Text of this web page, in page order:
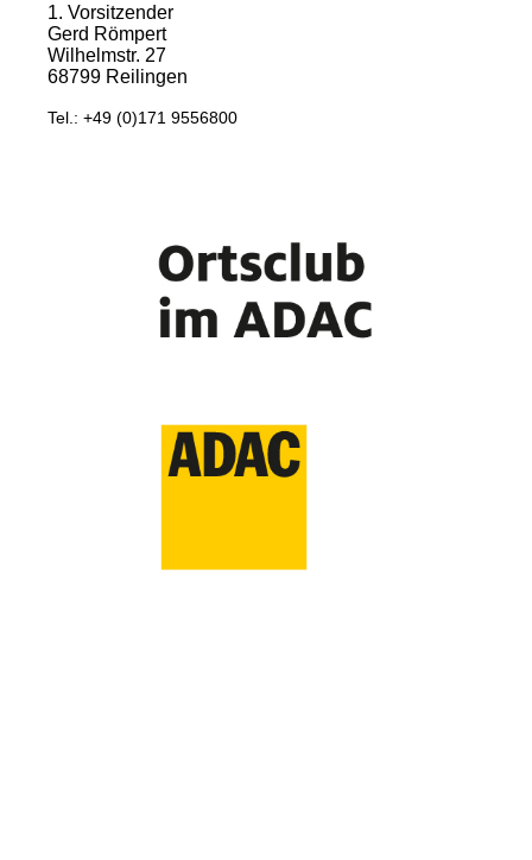
1. Vorsitzender
Gerd Römpert
Wilhelmstr. 27
68799 Reilingen
Tel.: +49 (0)171 9556800